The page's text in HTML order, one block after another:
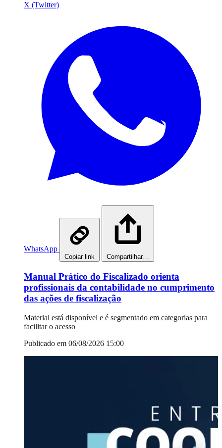
X (Twitter)
WhatsApp
Copiar link Compartilhar…
Manual Prático do Fiscalizado orienta
profissionais da contabilidade no cumprimento
das ações de fiscalização
Material está disponível e é segmentado em categorias para
facilitar o acesso
Publicado em 06/08/2026 15:00